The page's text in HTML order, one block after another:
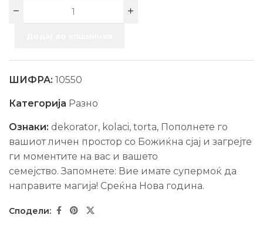
ШИФРА: 10550
Категорија Разно
Ознаки: dekorator, kolaci, torta, Пополнете го
вашиот личен простор со Божиќна сјај и загрејте
ги моментите на вас и вашето
семејство. Запомнете: Вие имате супермоќ да
направите магија! Среќна Нова гoдина.